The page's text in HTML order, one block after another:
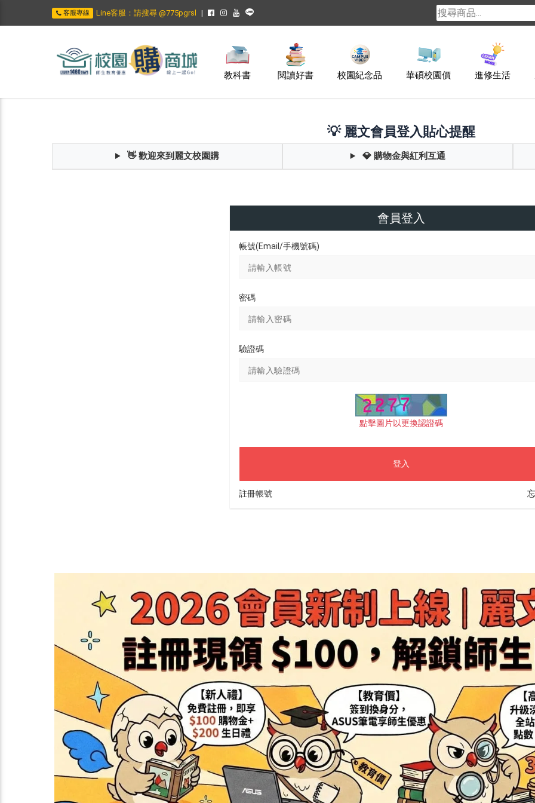
客服專線 Line客服：請搜尋 @775pgrsl
教科書 閱讀好書 校園紀念品 華碩校園價 進修生活
💡 麗文會員登入貼心提醒
👋 歡迎來到麗文校園購 💎 購物金與紅利互通
會員登入
帳號(Email/手機號碼)
密碼
驗證碼
點擊圖片以更換認證碼
登入
註冊帳號